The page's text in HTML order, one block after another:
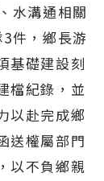
水溝通相關
件，鄉長游
基礎建設刻
檔紀錄，並
以赴完成鄉
送權屬部門
以不負鄉親